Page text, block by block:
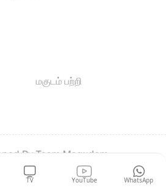
மகுடம் பற்றி
By Team Magudam
All rights reserved.
TV YouTube WhatsApp